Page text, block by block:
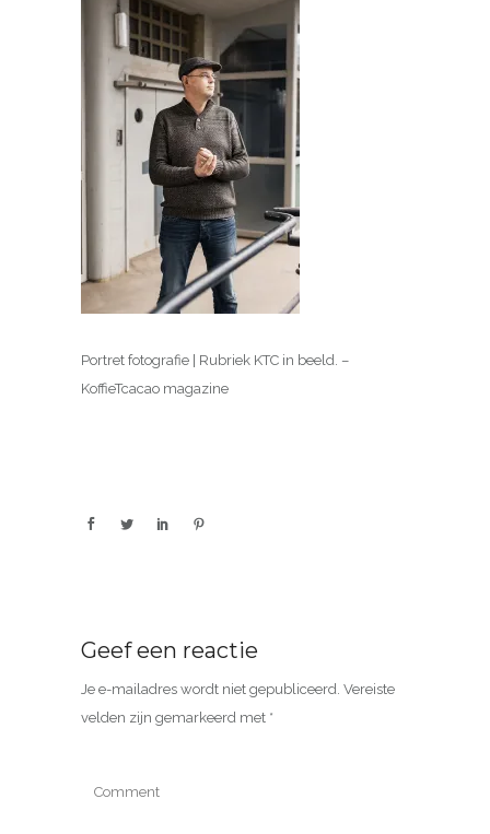
Portret fotografie | Rubriek KTC in beeld. –
KoffieTcacao magazine
Geef een reactie
Je e-mailadres wordt niet gepubliceerd. Vereiste
velden zijn gemarkeerd met *